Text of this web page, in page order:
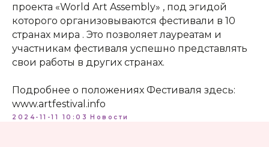
проекта «World Art Assembly» , под эгидой
которого организовываются фестивали в 10
странах мира . Это позволяет лауреатам и
участникам фестиваля успешно представлять
свои работы в других странах.
Подробнее о положениях Фестиваля здесь:
www.artfestival.info
2024-11-11 10:03 Новости
197198, Санкт-Петербург, Большой
проспект Петроградской стороны, д.18 ст.м.
«Спортивная»
Телеграм
Max